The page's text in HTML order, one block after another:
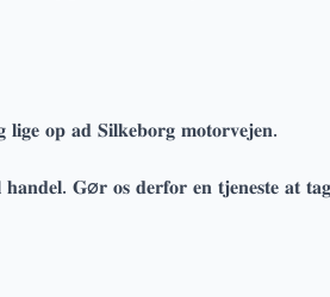
𝐨𝐩 𝐚𝐝 𝐒𝐢𝐥𝐤𝐞𝐛𝐨𝐫𝐠 𝐦𝐨𝐭𝐨𝐫𝐯𝐞𝐣𝐞𝐧.
𝐆ø𝐫 𝐨𝐬 𝐝𝐞𝐫𝐟𝐨𝐫 𝐞𝐧 𝐭𝐣𝐞𝐧𝐞𝐬𝐭𝐞 𝐚𝐭